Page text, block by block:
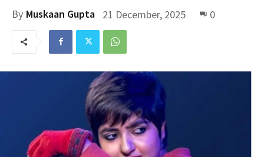
By Muskaan Gupta 21 December, 2025 0